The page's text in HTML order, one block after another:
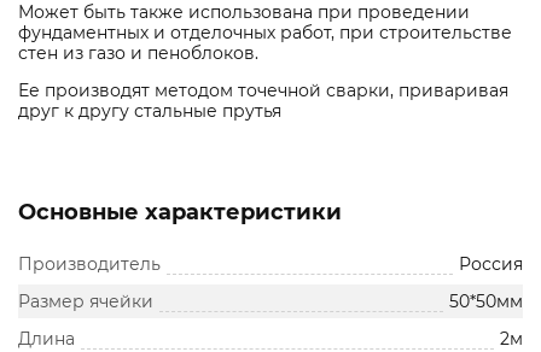
Может быть также использована при проведении
фундаментных и отделочных работ, при строительстве
стен из газо и пеноблоков.
Ее производят методом точечной сварки, приваривая
друг к другу стальные прутья
Основные характеристики
Производитель
Россия
Размер ячейки
50*50мм
Длина
2м